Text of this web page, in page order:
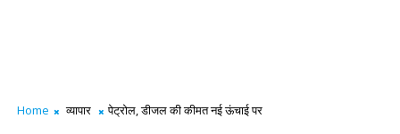
Home व्यापार पेट्रोल, डीजल की कीमत नई ऊंचाई पर